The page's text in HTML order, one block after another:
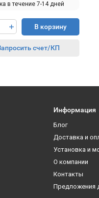
в течение 7-14 дней
В корзину
счет/КП
Информация
Блог
Доставка и
Установка и
О компании
Контакты
Предложения